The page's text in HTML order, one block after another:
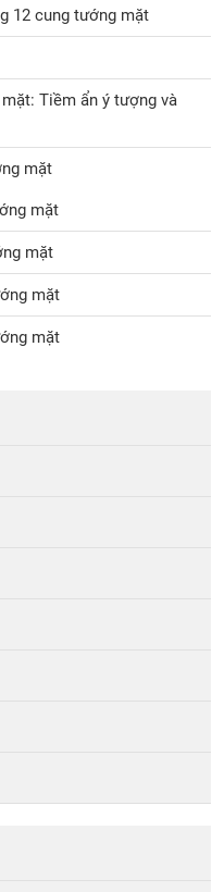
12 cung tướng mặt
Tiềm ẩn ý tượng và
mặt
mặt
mặt
mặt
mặt